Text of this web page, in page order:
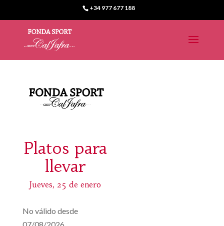
+34 977 677 188
Platos para
llevar
Jueves, 25 de enero
No válido desde